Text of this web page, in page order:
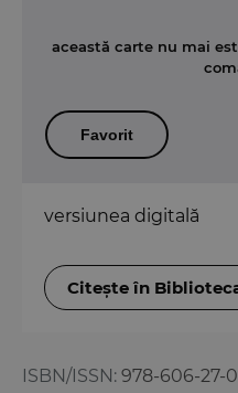
ISBN/ISSN: 978-606-27-
această carte nu mai
Favorit
versiunea digitală
Citește în